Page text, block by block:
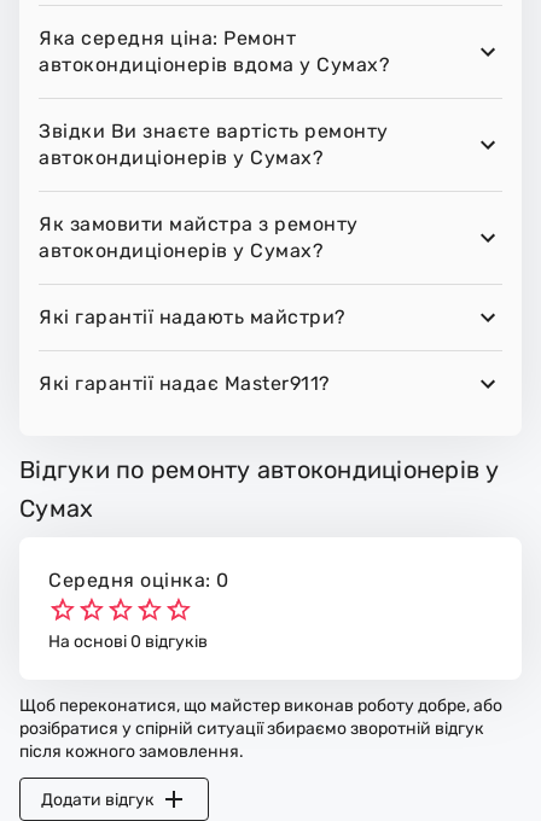
Яка середня ціна: Ремонт
автокондиціонерів вдома у Сумах?
Звідки Ви знаєте вартість ремонту
автокондиціонерів у Сумах?
Як замовити майстра з ремонту
автокондиціонерів у Сумах?
Які гарантії надають майстри?
Які гарантії надає Master911?
Відгуки по ремонту автокондиціонерів у
Сумах
Середня оцінка: 0
На основі 0 відгуків
Щоб переконатися, що майстер виконав роботу добре, або
розібратися у спірній ситуації збираємо зворотній відгук
після кожного замовлення.
Додати відгук